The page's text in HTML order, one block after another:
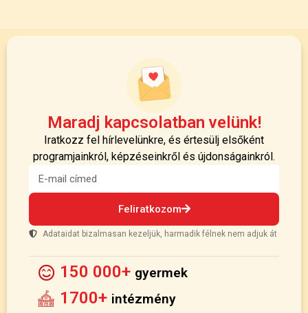
Maradj kapcsolatban velünk!
Iratkozz fel hírlevelünkre, és értesülj elsőként
programjainkról, képzéseinkről és újdonságainkról.
Feliratkozom
Adataidat bizalmasan kezeljük, harmadik félnek nem adjuk át
150 000+ gyermek
1700+ intézmény